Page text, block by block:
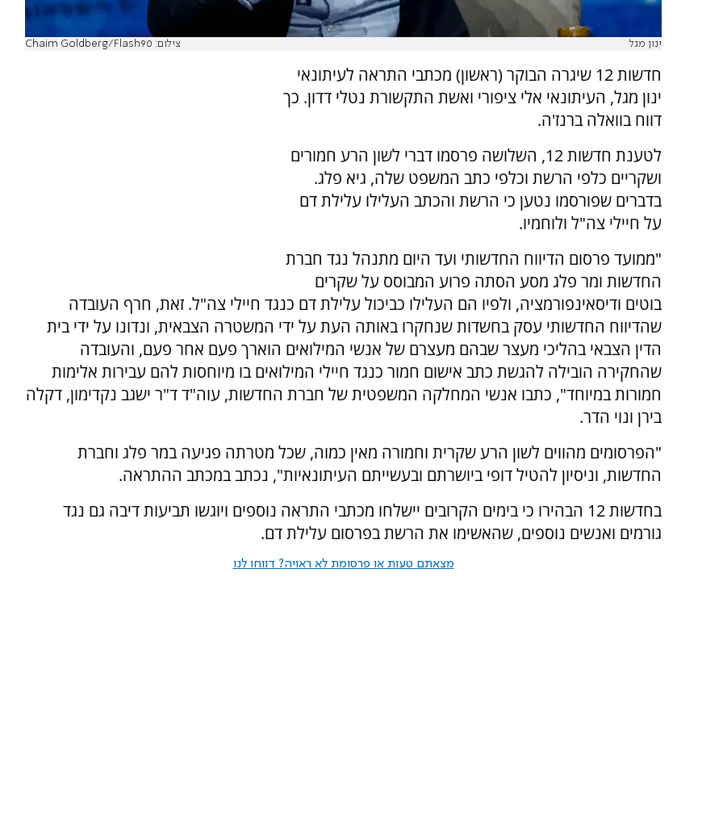
ינון מגל צילום: Chaim Goldberg/Flash90
חדשות 12 שיגרה הבוקר (ראשון) מכתבי התראה לעיתונאי
ינון מגל, העיתונאי אלי ציפורי ואשת התקשורת נטלי דדון. כך
דווח בוואלה ברנז'ה.
לטענת חדשות 12, השלושה פרסמו דברי לשון הרע חמורים
ושקריים כלפי הרשת וכלפי כתב המשפט שלה, גיא פלג.
בדברים שפורסמו נטען כי הרשת והכתב העלילו עלילת דם
על חיילי צה"ל ולוחמיו.
"ממועד פרסום הדיווח החדשותי ועד היום מתנהל נגד חברת
החדשות ומר פלג מסע הסתה פרוע המבוסס על שקרים
בוטים ודיסאינפורמציה, ולפיו הם העלילו כביכול עלילת דם כנגד חיילי צה"ל. זאת, חרף העובדה
שהדיווח החדשותי עסק בחשדות שנחקרו באותה העת על ידי המשטרה הצבאית, ונדונו על ידי בית
הדין הצבאי בהליכי מעצר שבהם מעצרם של אנשי המילואים הוארך פעם אחר פעם, והעובדה
שהחקירה הובילה להגשת כתב אישום חמור כנגד חיילי המילואים בו מיוחסות להם עבירות אלימות
חמורות במיוחד", כתבו אנשי המחלקה המשפטית של חברת החדשות, עוה"ד ד"ר ישגב נקדימון, דקלה
בירן ונוי הדר.
"הפרסומים מהווים לשון הרע שקרית וחמורה מאין כמוה, שכל מטרתה פגיעה במר פלג וחברת
החדשות, וניסיון להטיל דופי ביושרתם ובעשייתם העיתונאיות", נכתב במכתב ההתראה.
בחדשות 12 הבהירו כי בימים הקרובים יישלחו מכתבי התראה נוספים ויוגשו תביעות דיבה גם נגד
גורמים ואנשים נוספים, שהאשימו את הרשת בפרסום עלילת דם.
מצאתם טעות או פרסומת לא ראויה? דווחו לנו